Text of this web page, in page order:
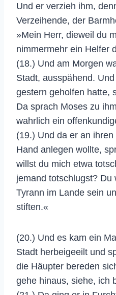
Und er verzieh ihm,
Verzeihende, der
»Mein Herr, dieweil du
nimmermehr ein Helfer
(18.) Und am Morgen
Stadt, ausspähend.
gestern geholfen hatte,
Da sprach Moses zu
wahrlich ein
(19.) Und da er an
Hand anlegen wollte,
willst du mich etwa
jemand totschlugst? Du
Tyrann im Lande sein
stiften.«
(20.) Und es kam ein
Stadt herbeigeeilt und
die Häupter bereden
gehe hinaus, siehe, ich